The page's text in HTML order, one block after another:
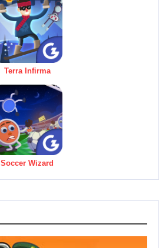
Terra Infirma
Soccer Wizard